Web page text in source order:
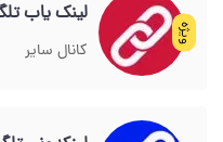
ویژه
لینک یاب
کانال سایر